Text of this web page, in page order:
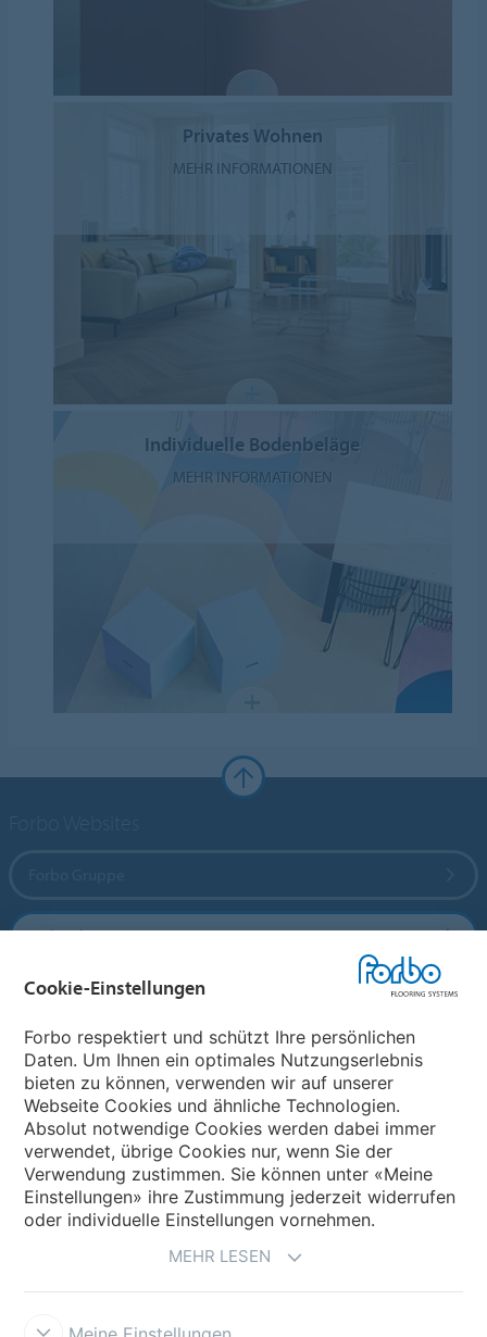
Privates Wohnen
MEHR INFORMATIONEN
Individuelle Bodenbeläge
MEHR INFORMATIONEN
Forbo Flooring Systems
Forbo Movement Systems
Land auswählen
Land auswählen
Cookie-Einstellungen
Forbo respektiert und schützt Ihre persönlichen
Daten. Um Ihnen ein optimales Nutzungserlebnis
bieten zu können, verwenden wir auf unserer
Webseite Cookies und ähnliche Technologien.
Absolut notwendige Cookies werden dabei immer
verwendet, übrige Cookies nur, wenn Sie der
Verwendung zustimmen. Sie können unter «Meine
Einstellungen» ihre Zustimmung jederzeit widerrufen
oder individuelle Einstellungen vornehmen.
MEHR LESEN